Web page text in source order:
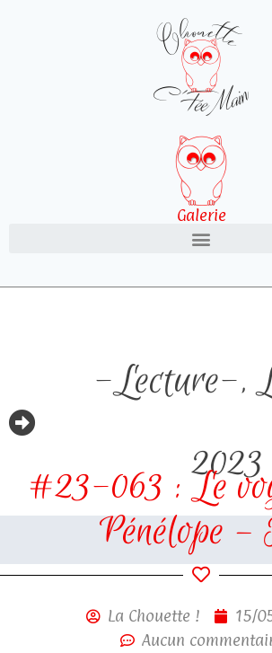
Galerie
-Lecture-,
2023
#23-063 : Le
Pénélope –
La Chouette !
15/
Aucun